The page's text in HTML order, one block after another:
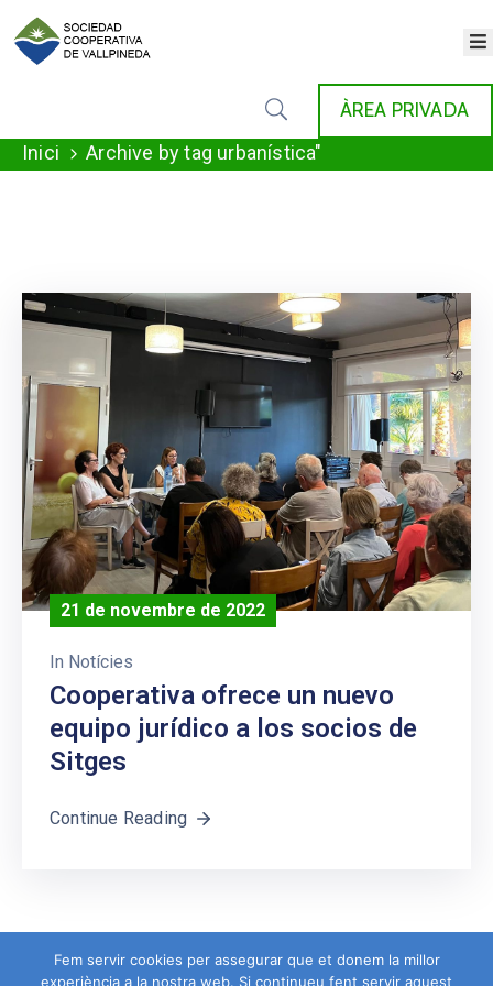
×
SERVEIS
CONTACTE
ÀREA PRIVADA
Inici Archive by tag urbanística"
21 de novembre de 2022
In Notícies
Cooperativa ofrece un nuevo
equipo jurídico a los socios de
Sitges
Continue Reading
Fem servir cookies per assegurar que et donem la millor
experiència a la nostra web. Si continueu fent servir aquest